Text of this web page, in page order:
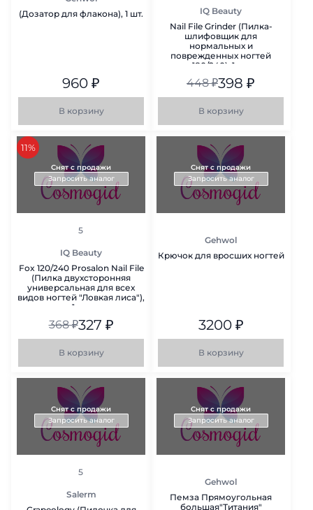
(Дозатор для флакона), 1 шт.
960 ₽
В корзину
IQ Beauty
Nail File Grinder (Пилка-
шлифовщик для
нормальных и
поврежденных ногтей
180/240), 1 шт.
448₽398 ₽
В корзину
Снят с продажи
Запросить аналог
скидка
11%
рейтинг
5
IQ Beauty
Fox 120/240 Prosalon Nail File
(Пилка двухсторонняя
универсальная для всех
видов ногтей "Ловкая лиса"),
1 шт.
368₽327 ₽
В корзину
Снят с продажи
Запросить аналог
Gehwol
Крючок для вросших ногтей
3200₽
В корзину
Снят с продажи
Запросить аналог
рейтинг
5
Salerm
Снят с продажи
Запросить аналог
Gehwol
Пемза Прямоугольная
большая"Титания"